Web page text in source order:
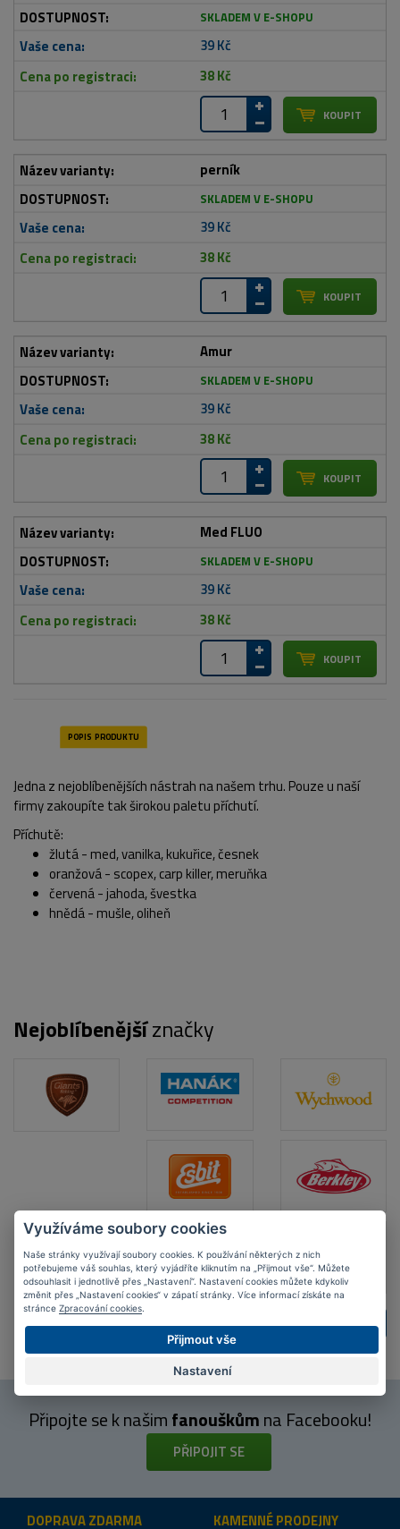
SKLADEM V E-SHOPU
39 Kč
38 Kč
perník
SKLADEM V E-SHOPU
39 Kč
38 Kč
Amur
SKLADEM V E-SHOPU
39 Kč
38 Kč
Med FLUO
SKLADEM V E-SHOPU
39 Kč
38 Kč
Jedna z nejoblíbenějších nástrah na našem trhu. Pouze u naší
firmy zakoupíte tak širokou paletu příchutí.
Příchutě:
žlutá - med, vanilka, kukuřice, česnek
oranžová - scopex, carp killer, meruňka
červená - jahoda, švestka
hnědá - mušle, oliheň
Nejoblíbenějšíznačky
DALŠÍ
ZPĚT
Připojte se k našimfanouškůmna Facebooku!
PŘIPOJIT SE
DOPRAVA ZDARMA KAMENNÉ PRODEJNY
Využíváme soubory cookies
Naše stránky využívají soubory cookies. K používání některých z nich
potřebujeme váš souhlas, který vyjádříte kliknutím na „Přijmout vše“. Můžete
odsouhlasit i jednotlivě přes „Nastavení“. Nastavení cookies můžete kdykoliv
změnit přes „Nastavení cookies“ v zápatí stránky. Více informací získáte na
stránce Zpracování cookies
Přijmout vše
Nastavení